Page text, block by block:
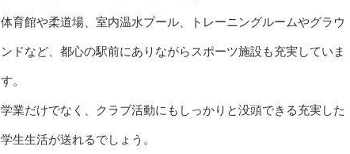
体育館や柔道場、室内温水プール、トレーニングルームやグラウ
ンドなど、都心の駅前にありながらスポーツ施設も充実していま
す。
学業だけでなく、クラブ活動にもしっかりと没頭できる充実した
学生生活が送れるでしょう。